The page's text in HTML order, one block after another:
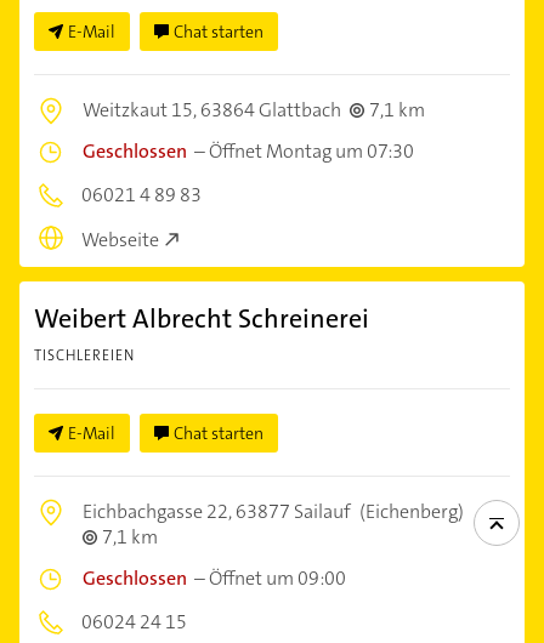
E-Mail Chat starten
Weitzkaut 15,63864 Glattbach
7,1 km
Geschlossen –Öffnet Montag um 07:30
06021 4 89 83
Webseite
Weibert Albrecht Schreinerei
TISCHLEREIEN
E-Mail Chat starten
Eichbachgasse 22,63877 Sailauf (Eichenberg)
7,1 km
Geschlossen –Öffnet um 09:00
06024 24 15